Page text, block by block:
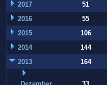
2017
51
2016
55
2015
106
2014
144
2013
164